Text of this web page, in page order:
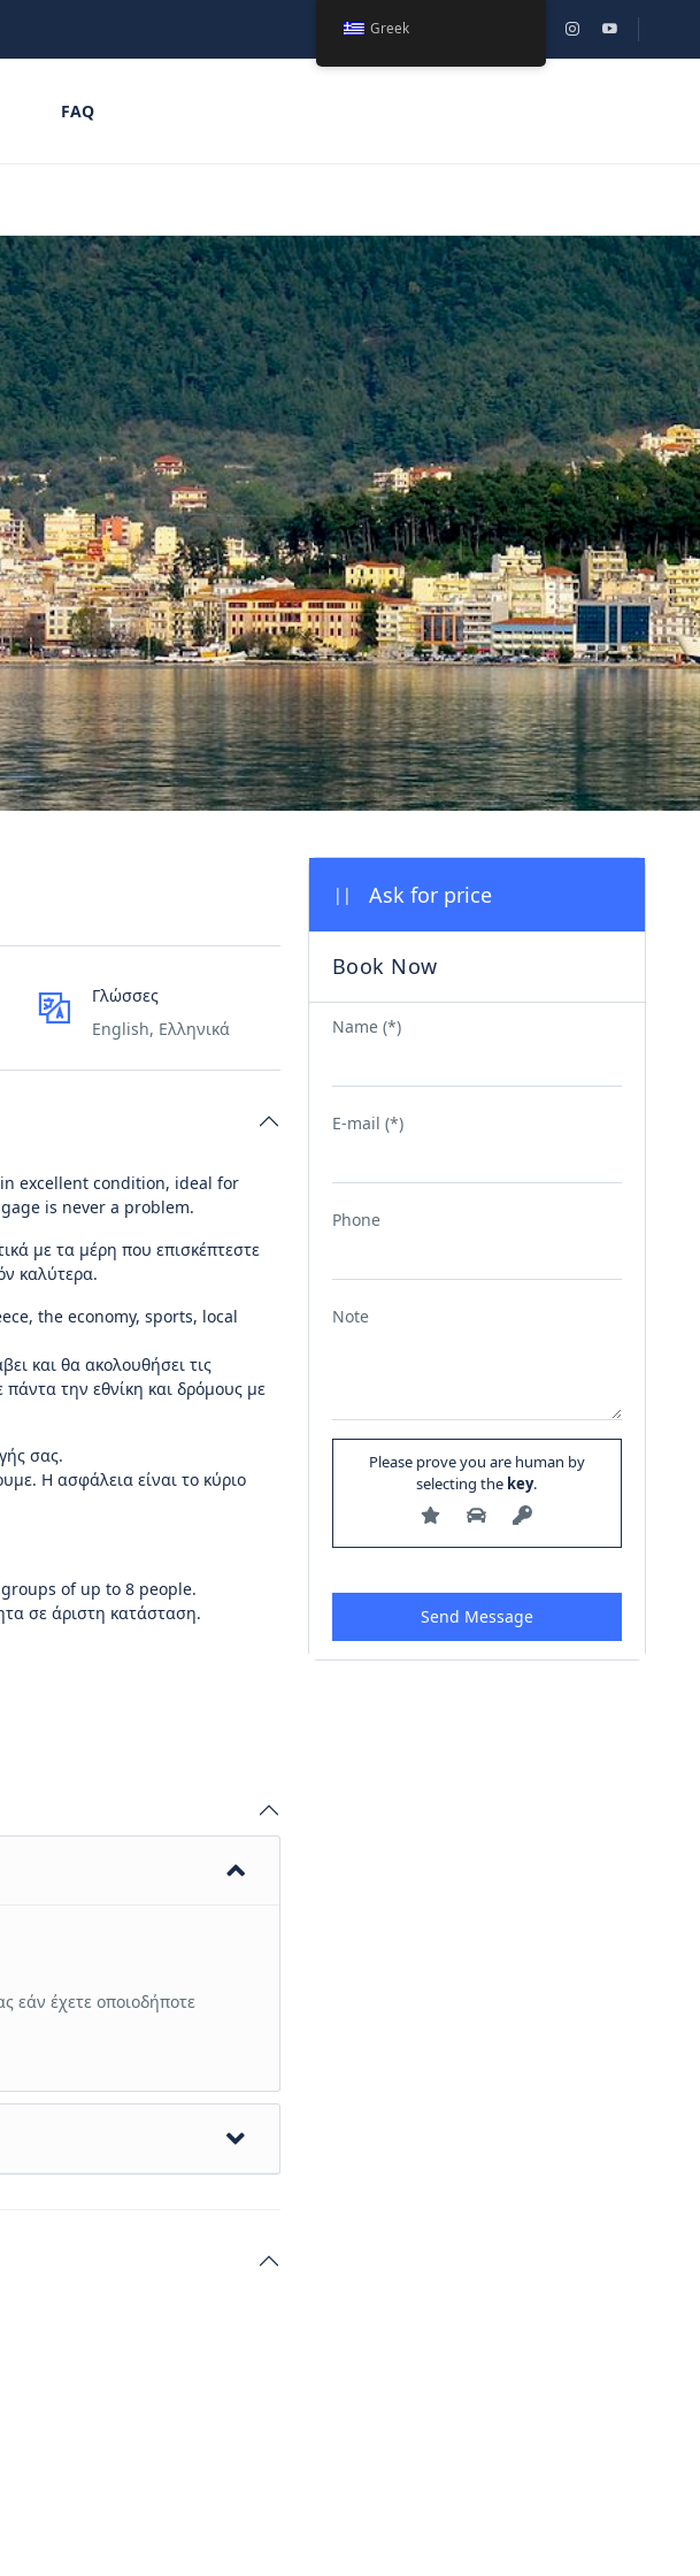
FAQ
Γλώσσες
English, Ελληνικά
in excellent condition, ideal for
is never a problem.
με τα μέρη που επισκέπτεστε
καλύτερα.
the economy, sports, local
και θα ακολουθήσει τις
πάντα την εθνίκη και δρόμους με
σας.
Η ασφάλεια είναι το κύριο
of up to 8 people.
σε άριστη κατάσταση.
εάν έχετε οποιοδήποτε
||
Name (*)
E-mail (*)
Phone
Note
Please prove you are human by
selecting the key.
Greek